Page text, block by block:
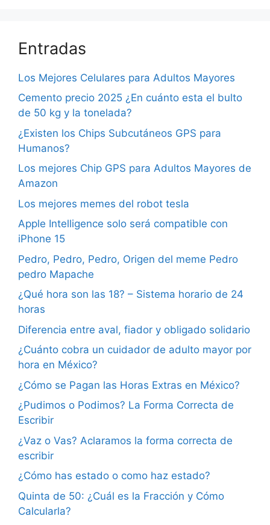
Entradas
Los Mejores Celulares para Adultos Mayores
Cemento precio 2025 ¿En cuánto esta el bulto
de 50 kg y la tonelada?
¿Existen los Chips Subcutáneos GPS para
Humanos?
Los mejores Chip GPS para Adultos Mayores de
Amazon
Los mejores memes del robot tesla
Apple Intelligence solo será compatible con
iPhone 15
Pedro, Pedro, Pedro, Origen del meme Pedro
pedro Mapache
¿Qué hora son las 18? – Sistema horario de 24
horas
Diferencia entre aval, fiador y obligado solidario
¿Cuánto cobra un cuidador de adulto mayor por
hora en México?
¿Cómo se Pagan las Horas Extras en México?
¿Pudimos o Podimos? La Forma Correcta de
Escribir
¿Vaz o Vas? Aclaramos la forma correcta de
escribir
¿Cómo has estado o como haz estado?
Quinta de 50: ¿Cuál es la Fracción y Cómo
Calcularla?